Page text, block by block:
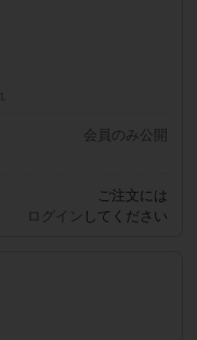
会員のみ公開
ご注文には
ログイン してください